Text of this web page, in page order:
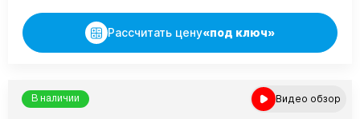
Рассчитать цену«под ключ»
В наличии Видео обзор